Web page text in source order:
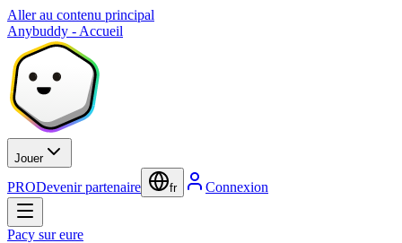
Aller au contenu principal
Anybuddy - Accueil
Jouer
PRODevenir partenaire fr Connexion
Pacy sur eure